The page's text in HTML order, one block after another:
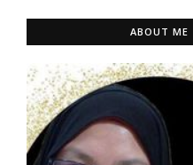
ABOUT ME